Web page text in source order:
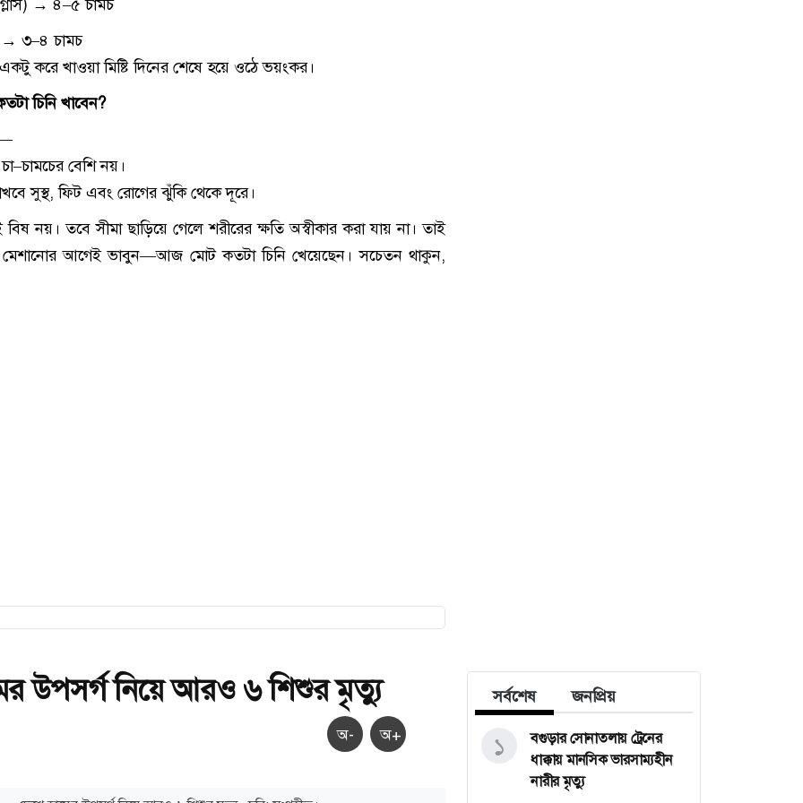
→ ৩–৪ চামচ
করে খাওয়া মিষ্টি দিনের শেষে হয়ে ওঠে ভয়ংকর।
চিনি খাবেন?
বেশি নয়।
সুস্থ, ফিট এবং রোগের ঝুঁকি থেকে দূরে।
বিষ নয়। তবে সীমা ছাড়িয়ে গেলে শরীরের ক্ষতি অস্বীকার করা যায় না। তাই
মেশানোর আগেই ভাবুন—আজ মোট কতটা চিনি খেয়েছেন। সচেতন থাকুন,
উপসর্গ নিয়ে আরও ৬ শিশুর মৃত্যু
অ- অ+
সর্বশেষ জনপ্রিয়
বগুড়ার সোনাতলায় ট্রেনের
ধাক্কায় মানসিক ভারসাম্যহীন
নারীর মৃত্যু
১